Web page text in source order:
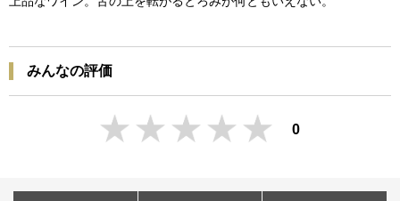
みんなの評価
0